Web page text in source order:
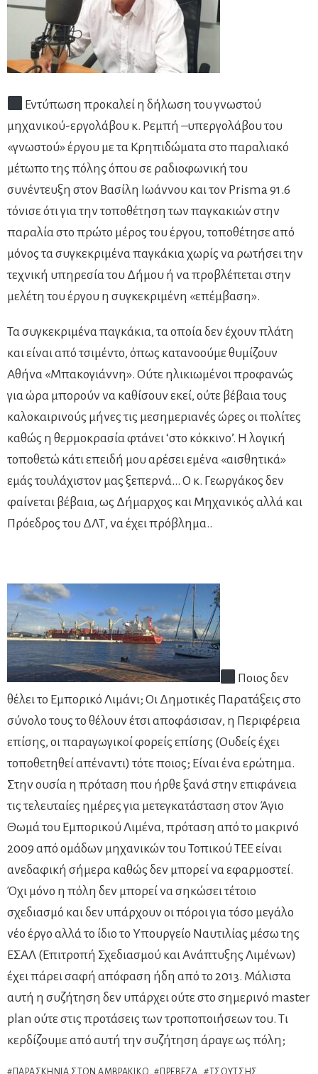
Εντύπωση προκαλεί η δήλωση του γνωστού
μηχανικού-εργολάβου κ. Ρεμπή –υπεργολάβου του
«γνωστού» έργου με τα Κρηπιδώματα στο παραλιακό
μέτωπο της πόλης όπου σε ραδιοφωνική του
συνέντευξη στον Βασίλη Ιωάννου και τον Prisma 91.6
τόνισε ότι για την τοποθέτηση των παγκακιών στην
παραλία στο πρώτο μέρος του έργου, τοποθέτησε από
μόνος τα συγκεκριμένα παγκάκια χωρίς να ρωτήσει την
τεχνική υπηρεσία του Δήμου ή να προβλέπεται στην
μελέτη του έργου η συγκεκριμένη «επέμβαση».
Τα συγκεκριμένα παγκάκια, τα οποία δεν έχουν πλάτη
και είναι από τσιμέντο, όπως κατανοούμε θυμίζουν
Αθήνα «Μπακογιάννη». Ούτε ηλικιωμένοι προφανώς
για ώρα μπορούν να καθίσουν εκεί, ούτε βέβαια τους
καλοκαιρινούς μήνες τις μεσημεριανές ώρες οι πολίτες
καθώς η θερμοκρασία φτάνει ‘στο κόκκινο’. Η λογική
τοποθετώ κάτι επειδή μου αρέσει εμένα «αισθητικά»
εμάς τουλάχιστον μας ξεπερνά… Ο κ. Γεωργάκος δεν
φαίνεται βέβαια, ως Δήμαρχος και Μηχανικός αλλά και
Πρόεδρος του ΔΛΤ, να έχει πρόβλημα..
Ποιος δεν
θέλει το Εμπορικό Λιμάνι; Οι Δημοτικές Παρατάξεις στο
σύνολο τους το θέλουν έτσι αποφάσισαν, η Περιφέρεια
επίσης, οι παραγωγικοί φορείς επίσης (Ουδείς έχει
τοποθετηθεί απέναντι) τότε ποιος; Είναι ένα ερώτημα.
Στην ουσία η πρόταση που ήρθε ξανά στην επιφάνεια
τις τελευταίες ημέρες για μετεγκατάσταση στον Άγιο
Θωμά του Εμπορικού Λιμένα, πρόταση από το μακρινό
2009 από ομάδων μηχανικών του Τοπικού ΤΕΕ είναι
ανεδαφική σήμερα καθώς δεν μπορεί να εφαρμοστεί.
Όχι μόνο η πόλη δεν μπορεί να σηκώσει τέτοιο
σχεδιασμό και δεν υπάρχουν οι πόροι για τόσο μεγάλο
νέο έργο αλλά το ίδιο το Υπουργείο Ναυτιλίας μέσω της
ΕΣΑΛ (Επιτροπή Σχεδιασμού και Ανάπτυξης Λιμένων)
έχει πάρει σαφή απόφαση ήδη από το 2013. Μάλιστα
αυτή η συζήτηση δεν υπάρχει ούτε στο σημερινό master
plan ούτε στις προτάσεις των τροποποιήσεων του. Τι
κερδίζουμε από αυτή την συζήτηση άραγε ως πόλη;
ΠΑΡΑΣΚΉΝΙΑ ΣΤΟΝ ΑΜΒΡΑΚΙΚΌ ΠΡΈΒΕΖΑ ΤΣΟΎΤΣΗΣ